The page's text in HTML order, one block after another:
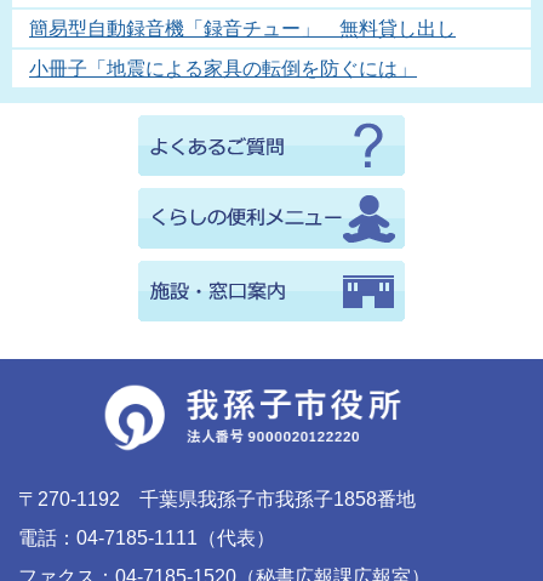
簡易型自動録音機「録音チュー」 無料貸し出し
小冊子「地震による家具の転倒を防ぐには」
〒270-1192 千葉県我孫子市我孫子1858番地
電話：04-7185-1111（代表）
ファクス：04-7185-1520（秘書広報課広報室）